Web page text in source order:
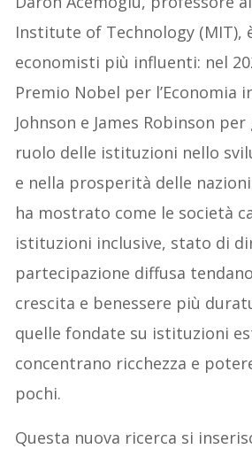
Institute of Technology (MIT),
economisti più influenti: nel
Premio Nobel per l’Economia
Johnson e James Robinson
ruolo delle istituzioni nello
e nella prosperità delle
ha mostrato come le società
istituzioni inclusive, stato di
partecipazione diffusa
crescita e benessere più
quelle fondate su istituzioni
concentrano ricchezza e
pochi.
Questa nuova ricerca si